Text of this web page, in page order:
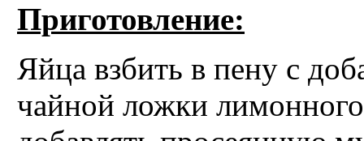
Приготовление:
Яйца взбить в пену с
чайной ложки